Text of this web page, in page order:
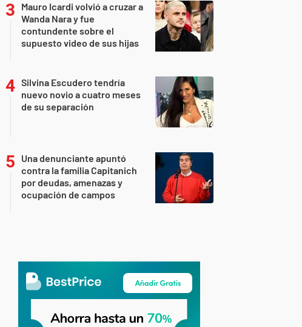
Mauro Icardi volvió a cruzar a
Wanda Nara y fue
contundente sobre el
supuesto video de sus hijas
Silvina Escudero tendría
nuevo novio a cuatro meses
de su separación
Una denunciante apuntó
contra la familia Capitanich
por deudas, amenazas y
ocupación de campos